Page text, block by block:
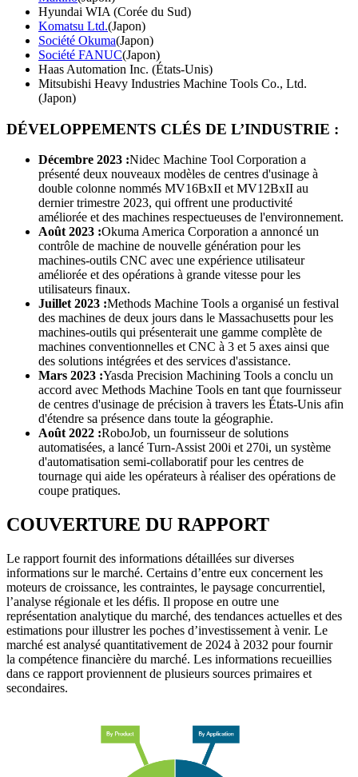
Hyundai WIA (Corée du Sud)
Komatsu Ltd.(Japon)
Société Okuma(Japon)
Société FANUC(Japon)
Haas Automation Inc. (États-Unis)
Mitsubishi Heavy Industries Machine Tools Co., Ltd.
(Japon)
DÉVELOPPEMENTS CLÉS DE L’INDUSTRIE :
Décembre 2023 :Nidec Machine Tool Corporation a
présenté deux nouveaux modèles de centres d'usinage à
double colonne nommés MV16BxII et MV12BxII au
dernier trimestre 2023, qui offrent une productivité
améliorée et des machines respectueuses de l'environnement.
Août 2023 :Okuma America Corporation a annoncé un
contrôle de machine de nouvelle génération pour les
machines-outils CNC avec une expérience utilisateur
améliorée et des opérations à grande vitesse pour les
utilisateurs finaux.
Juillet 2023 :Methods Machine Tools a organisé un festival
des machines de deux jours dans le Massachusetts pour les
machines-outils qui présenterait une gamme complète de
machines conventionnelles et CNC à 3 et 5 axes ainsi que
des solutions intégrées et des services d'assistance.
Mars 2023 :Yasda Precision Machining Tools a conclu un
accord avec Methods Machine Tools en tant que fournisseur
de centres d'usinage de précision à travers les États-Unis afin
d'étendre sa présence dans toute la géographie.
Août 2022 :RoboJob, un fournisseur de solutions
automatisées, a lancé Turn-Assist 200i et 270i, un système
d'automatisation semi-collaboratif pour les centres de
tournage qui aide les opérateurs à réaliser des opérations de
coupe pratiques.
COUVERTURE DU RAPPORT
Le rapport fournit des informations détaillées sur diverses
informations sur le marché. Certains d’entre eux concernent les
moteurs de croissance, les contraintes, le paysage concurrentiel,
l’analyse régionale et les défis. Il propose en outre une
représentation analytique du marché, des tendances actuelles et des
estimations pour illustrer les poches d’investissement à venir. Le
marché est analysé quantitativement de 2024 à 2032 pour fournir
la compétence financière du marché. Les informations recueillies
dans ce rapport proviennent de plusieurs sources primaires et
secondaires.